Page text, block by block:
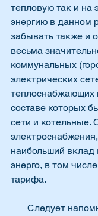
тепловую так и на
энергию в данном
забывать также и
весьма
коммунальных
электрических
теплоснабжающих
составе которых
сети и котельные.
наибольший вклад
энерго, в том
тарифа.